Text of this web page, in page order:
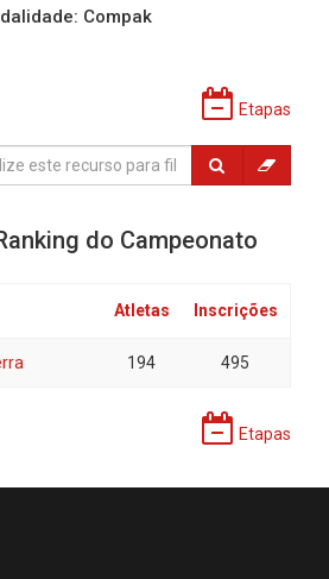
Compak
Etapas
do Campeonato
Atletas Inscrições
194 495
Etapas